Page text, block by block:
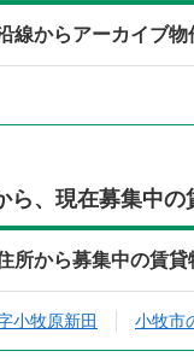
線からアーカイブ
ら、現在募集中の
所から募集中の賃
小牧原新田 小牧市